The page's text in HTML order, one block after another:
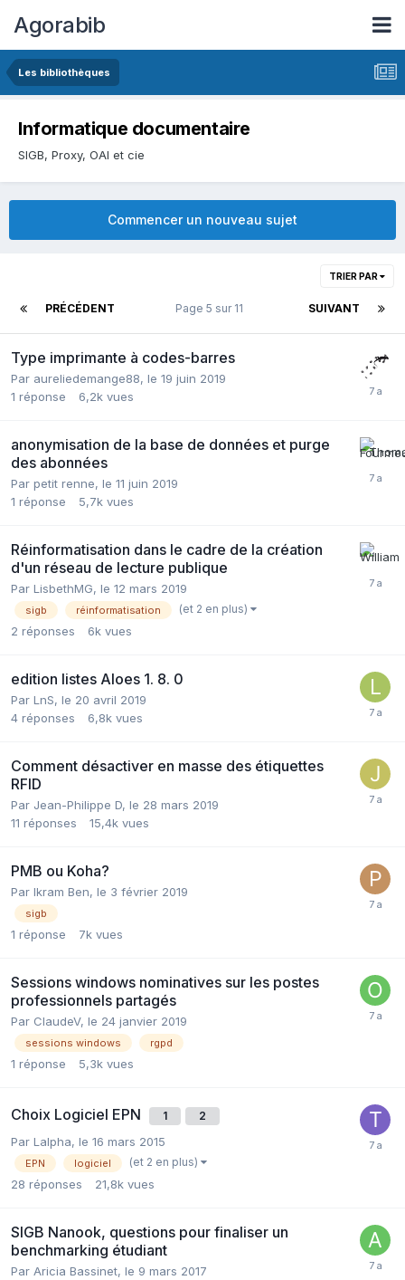
Agorabib
Les bibliothèques
Informatique documentaire
SIGB, Proxy, OAI et cie
Commencer un nouveau sujet
TRIER PAR
PRÉCÉDENT SUIVANT
Page 5 sur 11
Type imprimante à codes-barres
Par aureliedemange88, le 19 juin 2019
1 réponse 6,2k vues
anonymisation de la base de données et purge
des abonnées
Par petit renne, le 11 juin 2019
1 réponse 5,7k vues
Réinformatisation dans le cadre de la création
d'un réseau de lecture publique
Par LisbethMG, le 12 mars 2019
sigb réinformatisation (et 2 en plus)
2 réponses 6k vues
edition listes Aloes 1. 8. 0
Par LnS, le 20 avril 2019
4 réponses 6,8k vues
Comment désactiver en masse des étiquettes
RFID
Par Jean-Philippe D, le 28 mars 2019
11 réponses 15,4k vues
PMB ou Koha?
Par Ikram Ben, le 3 février 2019
sigb
1 réponse 7k vues
Sessions windows nominatives sur les postes
professionnels partagés
Par ClaudeV, le 24 janvier 2019
sessions windows rgpd
1 réponse 5,3k vues
Choix Logiciel EPN 1 2
Par Lalpha, le 16 mars 2015
EPN logiciel (et 2 en plus)
28 réponses 21,8k vues
SIGB Nanook, questions pour finaliser un
benchmarking étudiant
Par Aricia Bassinet, le 9 mars 2017